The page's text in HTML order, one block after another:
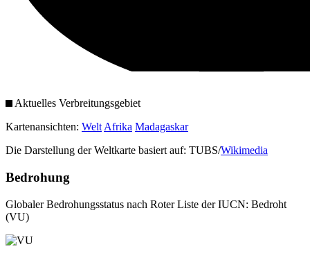
Aktuelles Verbreitungsgebiet
Kartenansichten: WeltAfrika Madagaskar
Die Darstellung der Weltkarte basiert auf: TUBS/Wikimedia
Bedrohung
Globaler Bedrohungsstatus nach Roter Liste der IUCN: Bedroht
(VU)